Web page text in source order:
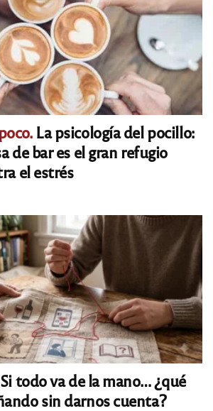
La psicología del pocillo:
de bar es el gran refugio
el estrés
todo va de la mano… ¿qué
sin darnos cuenta?